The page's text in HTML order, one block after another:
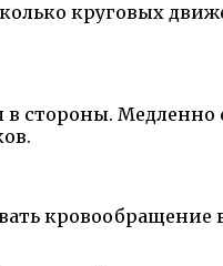
круговых
стороны. Медленно